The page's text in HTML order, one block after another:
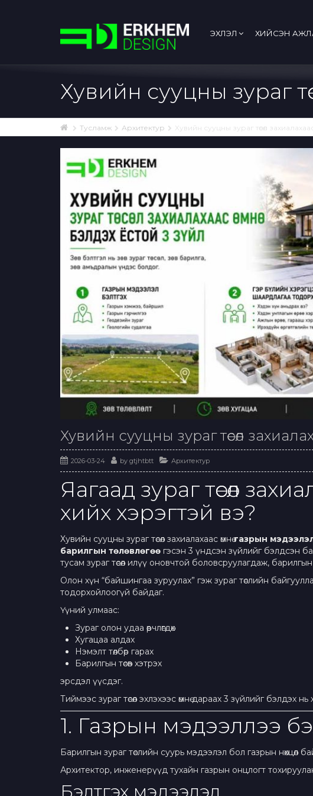
ЭХЛЭЛ ХИЙСЭН
Хувийн сууцны зураг
Тусламж Архитектур Хувийн сууцны зураг төсөл
Хувийн сууцны зураг төсөл
2026-03-24 by gtjhtbtt Архитектур
Яагаад зураг төсөл
хийх хэрэгтэй вэ?
Хувийн сууцны зураг төсөл захиалахаас өмнөгазрын
барилгын төлөвлөгөө гэсэн 3 үндсэн зүйлийг бэлдсэн
тусам зураг төсөл илүү оновчтой боловсруулагдаж,
Олон хүн “байшингаа зуруулах” гэж зураг төслийн
тодорхойлоогүй байдаг.
Үүний улмаас:
Зураг олон удаа өөрчлөгдөх
Хугацаа алдах
Нэмэлт төлбөр гарах
Барилгын төсөв хэтрэх
эрсдэл үүсдэг.
Тиймээс зураг төсөл эхлэхээс өмнө дараах 3 зүйлийг бэлдэх
1. Газрын мэдээллээ
Барилгын зураг төслийн суурь мэдээлэл бол газрын нөхцөл
Архитектор, инженерүүд тухайн газрын онцлогт тохируулан
Бэлтгэх мэдээлэл